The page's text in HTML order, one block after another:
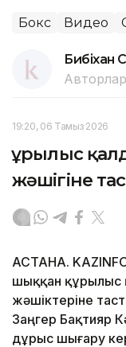
Бокс Видео
Бибіхан
Авторлар
19:20, 06 Тамыз 2026
Құрылыс
жәшігіне
АСТАНА.
шыққан құрылыс
жәшіктеріне
Заңгер Бақтияр
дұрыс шығару